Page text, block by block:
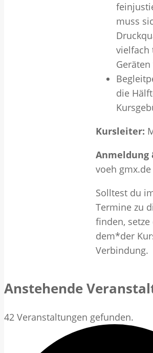
muss
vielfach
die
Kursleiter:
Anmeldung
voeh gmx.de
Solltest du
Termine zu
finden,
dem*der
Verbindung.
Anstehende
42 Veranstaltungen gefunden.